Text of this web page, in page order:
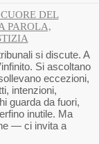
DEL
PAROLA,
si discute. A
Si ascoltano
eccezioni,
intenzioni,
guarda da fuori,
inutile. Ma
— ci invita a